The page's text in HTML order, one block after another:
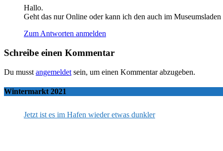
Hallo.
Geht das nur Online oder kann ich den auch im Museumsladen
Zum Antworten anmelden
Schreibe einen Kommentar
Du musst angemeldet sein, um einen Kommentar abzugeben.
Wintermarkt 2021
Jetzt ist es im Hafen wieder etwas dunkler